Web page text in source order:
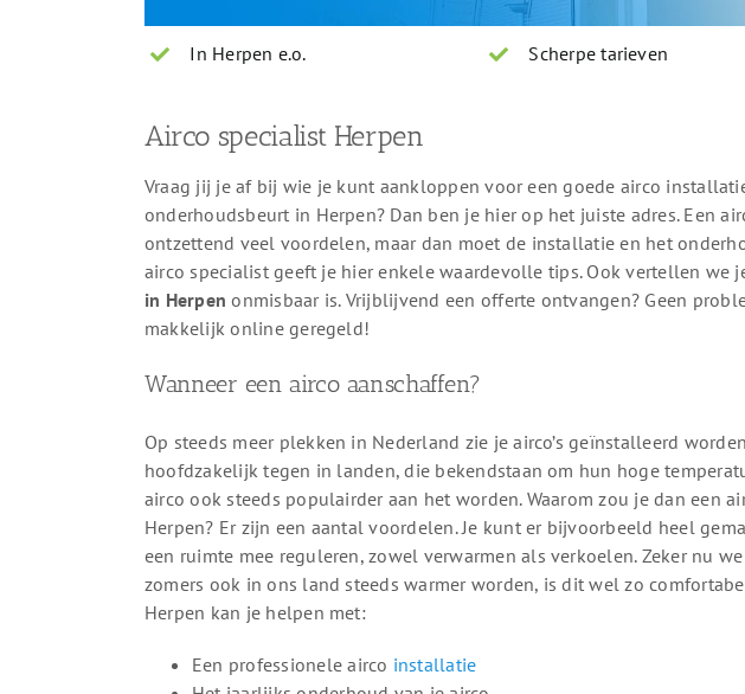
In Herpen e.o. Scherpe tarieven
Airco specialist Herpen
Vraag jij je af bij wie je kunt aankloppen voor een goede airco
onderhoudsbeurt in Herpen? Dan ben je hier op het juiste adres. Een
ontzettend veel voordelen, maar dan moet de installatie en het
airco specialist geeft je hier enkele waardevolle tips. Ook vertellen we
in Herpen onmisbaar is. Vrijblijvend een offerte ontvangen? Geen
makkelijk online geregeld!
Wanneer een airco aanschaffen?
Op steeds meer plekken in Nederland zie je airco’s geïnstalleerd
hoofdzakelijk tegen in landen, die bekendstaan om hun hoge
airco ook steeds populairder aan het worden. Waarom zou je dan een
Herpen? Er zijn een aantal voordelen. Je kunt er bijvoorbeeld heel
een ruimte mee reguleren, zowel verwarmen als verkoelen. Zeker nu
zomers ook in ons land steeds warmer worden, is dit wel zo
Herpen kan je helpen met:
Een professionele airco installatie